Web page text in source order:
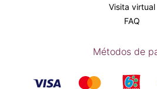
Visita virtual
FAQ
Métodos de